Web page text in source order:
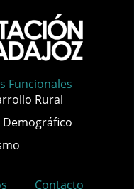
Funcionales
Rural
Demográfico
Contacto